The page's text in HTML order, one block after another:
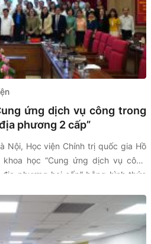
đoạn hiện nay.
ứng dịch vụ công trong
phương 2 cấp”
Nội, Học viện Chính trị quốc gia Hồ
học “Cung ứng dịch vụ công
phương hai cấp” bằng hình thức